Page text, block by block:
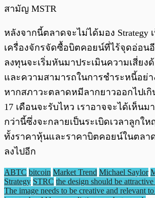
สามัญ MSTR
หลังจากนี้ตลาดจะไม่ได้มอง Strategy
เครื่องจักรจัดซื้อบิตคอยน์ที่ไร้จุดอ่อน
ลงทุนจะเริ่มหันมาประเมินความเสี่ยง
และความสามารถในการชำระหนี้อย่
หากสภาวะตลาดหมีลากยาวออกไปเกิ
17 เดือนจะรับไหว เราอาจจะได้เห็น
กว่านี้ซึ่งจะกลายเป็นระเบิดเวลาลูกใ
ทั้งราคาหุ้นและราคาบิตคอยน์ในตลา
ลงไปอีก
ABTC bitcoin Market Trend Michael Saylor
Strategy STRC the design should be
The image needs to be creative and relevant